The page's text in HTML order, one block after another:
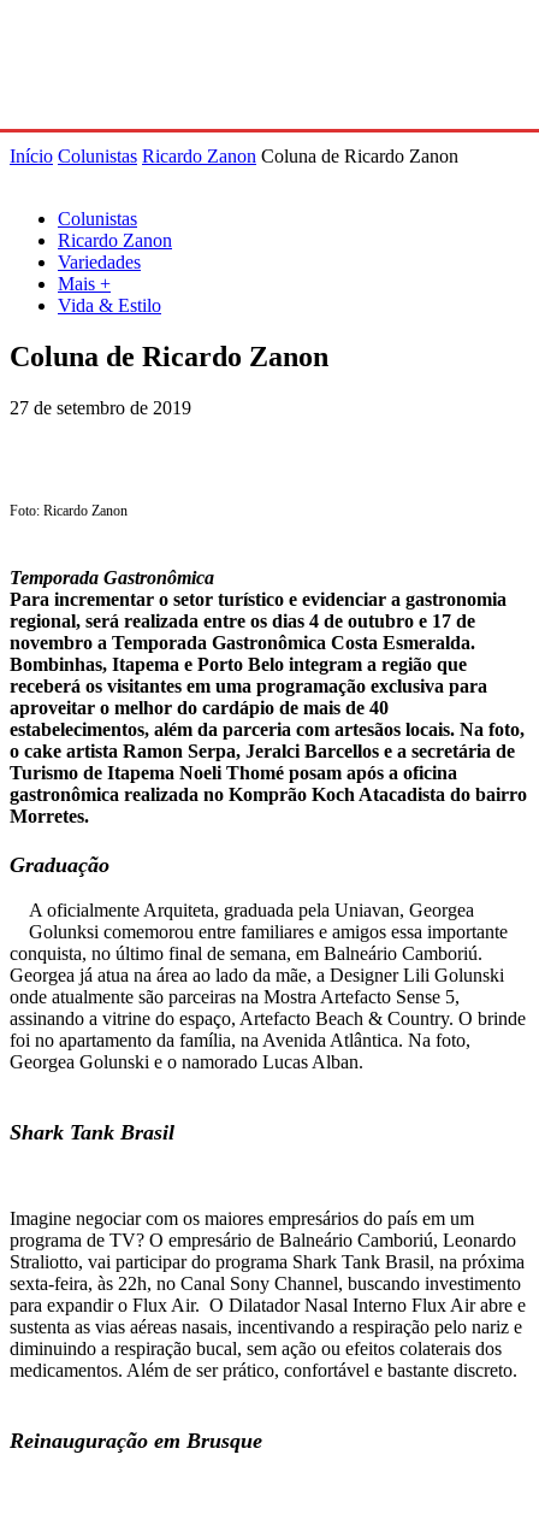
Início Colunistas Ricardo Zanon Coluna de Ricardo Zanon
Colunistas
Ricardo Zanon
Variedades
Mais +
Vida & Estilo
Coluna de Ricardo Zanon
27 de setembro de 2019
Foto: Ricardo Zanon
Temporada Gastronômica
Para incrementar o setor turístico e evidenciar a gastronomia
regional, será realizada entre os dias 4 de outubro e 17 de
novembro a Temporada Gastronômica Costa Esmeralda.
Bombinhas, Itapema e Porto Belo integram a região que
receberá os visitantes em uma programação exclusiva para
aproveitar o melhor do cardápio de mais de 40
estabelecimentos, além da parceria com artesãos locais. Na foto,
o cake artista Ramon Serpa, Jeralci Barcellos e a secretária de
Turismo de Itapema Noeli Thomé posam após a oficina
gastronômica realizada no Komprão Koch Atacadista do bairro
Morretes.
Graduação
A oficialmente Arquiteta, graduada pela Uniavan, Georgea
Golunksi comemorou entre familiares e amigos essa importante
conquista, no último final de semana, em Balneário Camboriú.
Georgea já atua na área ao lado da mãe, a Designer Lili Golunski
onde atualmente são parceiras na Mostra Artefacto Sense 5,
assinando a vitrine do espaço, Artefacto Beach & Country. O brinde
foi no apartamento da família, na Avenida Atlântica. Na foto,
Georgea Golunski e o namorado Lucas Alban.
Shark Tank Brasil
Imagine negociar com os maiores empresários do país em um
programa de TV? O empresário de Balneário Camboriú, Leonardo
Straliotto, vai participar do programa Shark Tank Brasil, na próxima
sexta-feira, às 22h, no Canal Sony Channel, buscando investimento
para expandir o Flux Air. O Dilatador Nasal Interno Flux Air abre e
sustenta as vias aéreas nasais, incentivando a respiração pelo nariz e
diminuindo a respiração bucal, sem ação ou efeitos colaterais dos
medicamentos. Além de ser prático, confortável e bastante discreto.
Reinauguração em Brusque